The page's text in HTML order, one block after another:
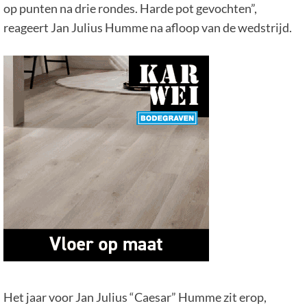
op punten na drie rondes. Harde pot gevochten”,
reageert Jan Julius Humme na afloop van de wedstrijd.
Het jaar voor Jan Julius “Caesar” Humme zit erop,